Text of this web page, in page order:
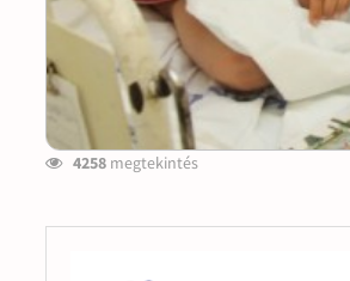
4258 megtekintés